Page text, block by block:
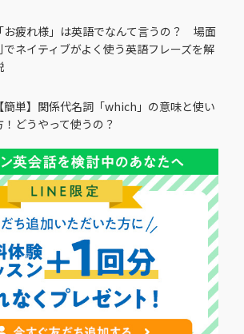
「お疲れ様」は英語でなんて言うの？ 場面
でネイティブがよく使う英語フレーズを解
【簡単】関係代名詞「which」の意味と使い
！どうやって使うの？